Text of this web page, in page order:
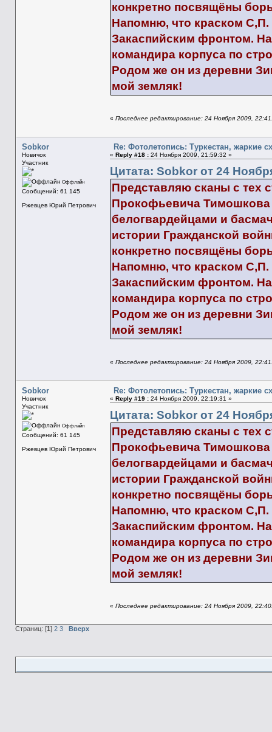
конкретно посвящёны
Напомню, что краском
Закаспийским фронтом.
командира корпуса по
Родом же он из деревни
мой земляк!
« Последнее редактирование: 24 Ноября 2009,
Sobkor
Новичок
Участник
Оффлайн
Сообщений: 61 145
Ржевцев Юрий Петрович
Re: Фотолетопись: Туркестан, жаркие
« Reply #18 :24 Ноября 2009, 21:59:32 »
Цитата: Sobkor от 24
Представляю сканы с тех
Прокофьевича Тимошкова
белогвардейцами и
истории Гражданской
конкретно посвящёны
Напомню, что краском
Закаспийским фронтом.
командира корпуса по
Родом же он из деревни
мой земляк!
« Последнее редактирование: 24 Ноября 2009,
Sobkor
Новичок
Участник
Оффлайн
Сообщений: 61 145
Ржевцев Юрий Петрович
Re: Фотолетопись: Туркестан, жаркие
« Reply #19 :24 Ноября 2009, 22:19:31 »
Цитата: Sobkor от 24
Представляю сканы с тех
Прокофьевича Тимошкова
белогвардейцами и
истории Гражданской
конкретно посвящёны
Напомню, что краском
Закаспийским фронтом.
командира корпуса по
Родом же он из деревни
мой земляк!
« Последнее редактирование: 24 Ноября 2009,
Страниц: [1] 2 3 Вверх